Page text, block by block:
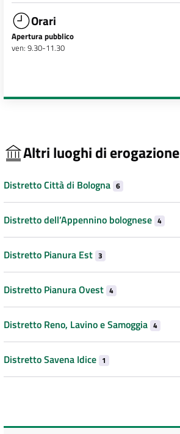
Orari
Apertura pubblico
ven: 9.30-11.30
Altri luoghi di erogazione
Distretto Città di Bologna 6
Distretto dell’Appennino bolognese 4
Distretto Pianura Est 3
Distretto Pianura Ovest 4
Distretto Reno, Lavino e Samoggia 4
Distretto Savena Idice 1